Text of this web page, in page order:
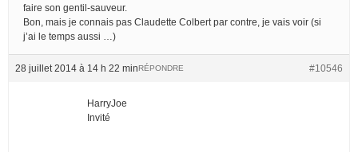
faire son gentil-sauveur.
Bon, mais je connais pas Claudette Colbert par contre, je vais voir (si
j’ai le temps aussi …)
28 juillet 2014 à 14 h 22 min #10546
RÉPONDRE
HarryJoe
Invité